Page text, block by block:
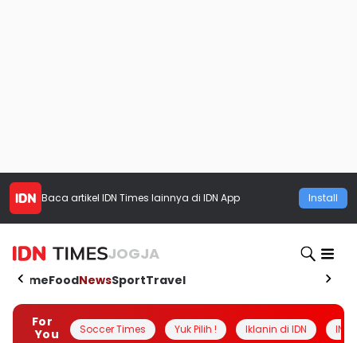
Baca artikel IDN Times lainnya di IDN App Install
JOGJA
HomeFoodNewsSportTravel
For
You
Soccer Times Yuk Pilih ! Iklanin di IDN